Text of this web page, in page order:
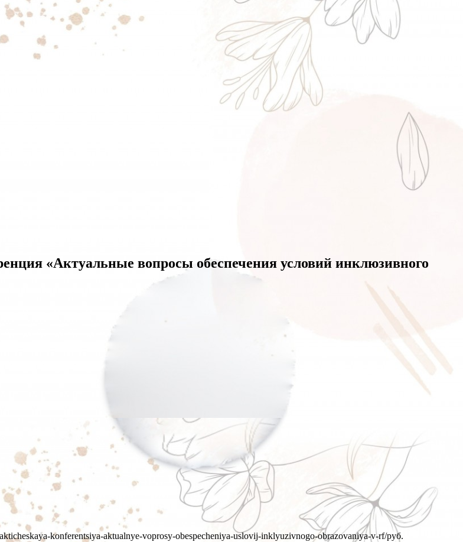
«Актуальные вопросы обеспечения условий инклюзивного
konferentsiya-aktualnye-voprosy-obespecheniya-uslovij-inklyuzivnogo-obrazovaniya-v-rf/руб.